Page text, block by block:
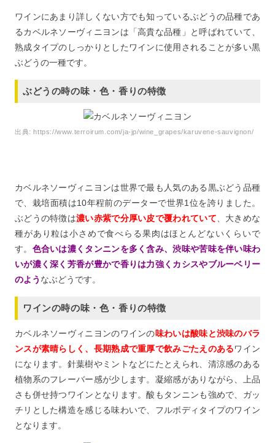
ワインにあまり詳しくない方でも知っているぶどうの品種であ
るカベルネソーヴィニヨンは「高貴な品種」と呼ばれていて、
熟成タイプのしっかりとしたワインに使用されることが多い黒
ぶどうの一種です。
ぶどうの時の味・色・香りの特徴
出典:https://www.terroirum.com/ja-jp/wine_grapes/karuvene-sauvignon/
カベルネソーヴィニヨンは世界で最も人気のある黒ぶどう品種
で、栽培面積は10年程前のデーターで世界1位を誇りました。
ぶどうの特徴は濃い赤紫で分厚い皮で覆われていて 、大きめな
種があり粒は小さめで食べらる果肉はほとんどないくらいで
す。 色合いは濃くタンニンを多く含み、渋味や苦味を伴い味わ
いが濃く深く芳香が豊かで香りは力強く カシスやブルーベリー
のよう なぶどうです。
ワインの時の味・色・香りの特徴
カベルネソーヴィニヨンのワインの味わいは酸味と渋味のバラ
ンスが素晴らしく、長期熟成で重厚で飲みごたえのあるワイン
になります。針葉樹やミントなどにたとえられ、清涼感のある
植物系のフレーバー感が少します。凝縮感がありながら、上品
さも併せ持つワインとなります。酸もタンニンも強めで、ガッ
チリとした構造を感じる味わいで、フルボディタイプのワイン
となります。